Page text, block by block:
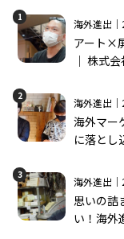
1
海外進出
アート×
│ 株式
2
海外進出
海外マー
に落とし
3
海外進出
思いの詰
い！海外